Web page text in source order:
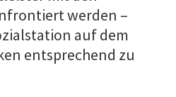
werden –
auf dem
entsprechend zu